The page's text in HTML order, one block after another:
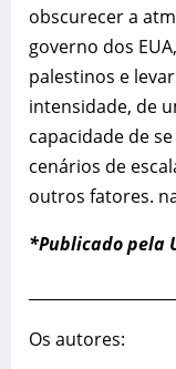
obscurecer a
governo dos
palestinos e
intensidade, de
capacidade de
cenários de
outros fatores.
*Publicado pela
Os autores: